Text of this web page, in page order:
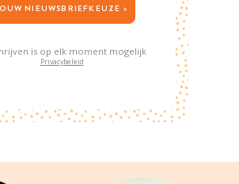
JOUW NIEUWSBRIEFKEUZE >
is op elk moment mogelijk
Privacybeleid